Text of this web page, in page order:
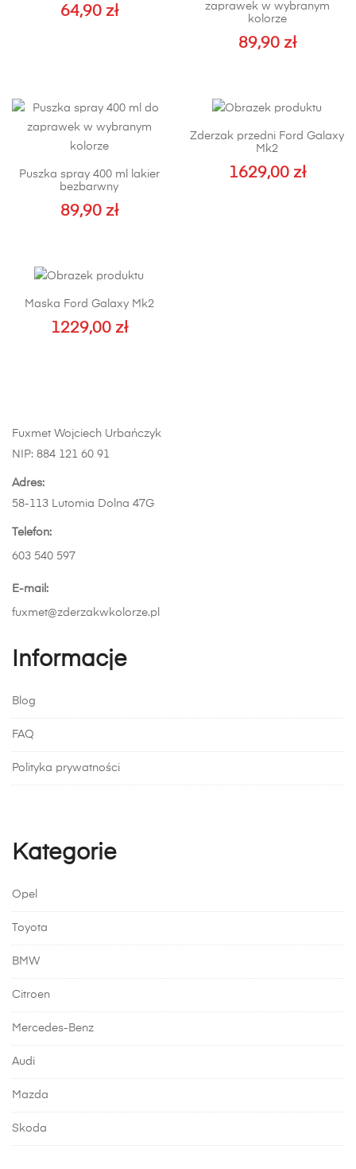
64,90 zł
zaprawek w wybranym
kolorze
89,90 zł
Puszka spray 400 ml lakier
bezbarwny
89,90 zł
Zderzak przedni Ford Galaxy
Mk2
1629,00 zł
Maska Ford Galaxy Mk2
1229,00 zł
Fuxmet Wojciech Urbańczyk
NIP: 884 121 60 91
Adres:
58-113 Lutomia Dolna 47G
Telefon:
603 540 597
E-mail:
fuxmet@zderzakwkolorze.pl
Informacje
Blog
FAQ
Polityka prywatności
Kategorie
Opel
Toyota
BMW
Citroen
Mercedes-Benz
Audi
Mazda
Skoda